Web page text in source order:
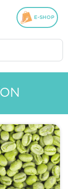
E-SHOP